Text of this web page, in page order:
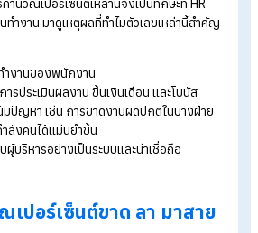
คิดเปอร์เซ็นต์การขาด ลา มาสาย
ณเปอร์เซ็นต์การขาด ลา มาสาย?
ร์เซ็นต์ขาด ลา มาสาย สำหรับ HR
ต์ขาด ลา มาสาย คู่มือคำนวณสำหรับ HR มือใหม่
องคำนวณเปอร์เซ็นต์การขา